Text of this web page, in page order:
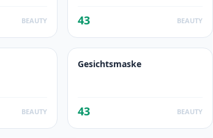
BEAUTY 43 BEAUTY
BEAUTY
Gesichtsmaske
43 BEAUTY